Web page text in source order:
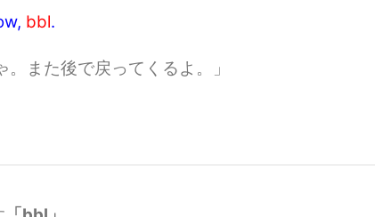
bbl.
。また後で戻ってくるよ。」